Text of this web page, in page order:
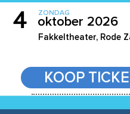
4 oktober 2026
ZONDAG
Fakkeltheater, Rode
KOOP